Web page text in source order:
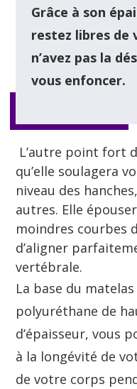
Grâce à son
restez libres de
n’avez pas la
vous enfoncer.
L’autre point fort
qu’elle soulagera
niveau des
autres. Elle
moindres courbes
d’aligner
vertébrale.
La base du
polyuréthane de
d’épaisseur, vous
à la longévité de
de votre corps